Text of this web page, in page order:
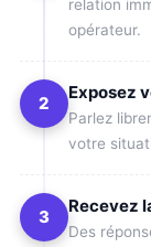
relation
opérateur.
2
Exposez
Parlez
votre
3
Recevez
Des